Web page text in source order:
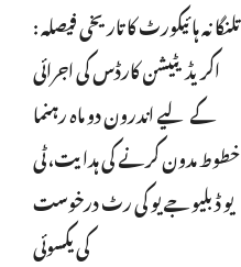
تلنگانہ ہائیکورٹ کا تاریخی فیصلہ :
اکریڈیٹیشن کارڈس کی اجرائی
کے لیے اندرون دو ماہ رہنما
خطوط مدون کرنے کی ہدایت، ٹی
یو ڈبلیو جے یو کی رٹ درخوست
کی یکسوئی